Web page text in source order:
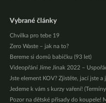
Vybrané články
Chvilka pro tebe 19
Zero Waste – jak na to?
Bereme si domů babičku (93 let)
Videopřání Jíme Jinak 2022 –
Jste element KOV? Zjistěte, jací jste
Jedeme k vám s kurzy vaření!
Pozor na dětské přísady do koupele!